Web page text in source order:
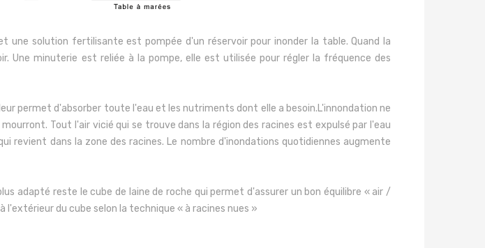
une solution fertilisante est pompée d'un réservoir pour inonder la table. Quand la
minuterie est reliée à la pompe, elle est utilisée pour régler la fréquence des
permet d'absorber toute l'eau et les nutriments dont elle a besoin.L'innondation ne
Tout l'air vicié qui se trouve dans la région des racines est expulsé par l'eau
dans la zone des racines. Le nombre d'inondations quotidiennes augmente
adapté reste le cube de laine de roche qui permet d'assurer un bon équilibre « air /
du cube selon la technique « à racines nues »